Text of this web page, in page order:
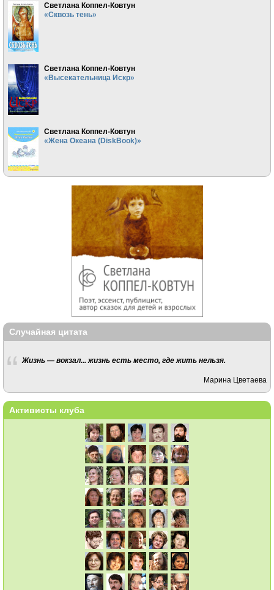
Светлана Коппел-Ковтун
«Сквозь тень»
Светлана Коппел-Ковтун
«Высекательница Искр»
Светлана Коппел-Ковтун
«Жена Океана (DiskBook)»
Случайная цитата
Жизнь — вокзал... жизнь есть место, где жить нельзя.
Марина Цветаева
Активисты клуба